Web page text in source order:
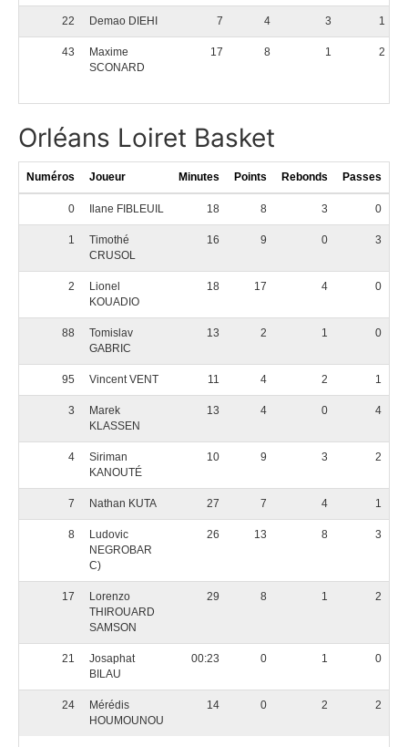
22 Demao DIEHI 7 4 3 1
43
Maxime
SCONARD
17 8 1 2
Orléans Loiret Basket
Numéros Joueur Minutes Points Rebonds Passes
0 Ilane FIBLEUIL 18 8 3 0
1
Timothé
CRUSOL
16 9 0 3
2
Lionel
KOUADIO
18 17 4 0
88
Tomislav
GABRIC
13 2 1 0
95 Vincent VENT 11 4 2 1
3
Marek
KLASSEN
13 4 0 4
4
Siriman
KANOUTÉ
10 9 3 2
7 Nathan KUTA 27 7 4 1
8
Ludovic
NEGROBAR
C)
26 13 8 3
17
Lorenzo
THIROUARD
SAMSON
29 8 1 2
21
Josaphat
BILAU
00:23 0 1 0
24
Mérédis
HOUMOUNOU
14 0 2 2